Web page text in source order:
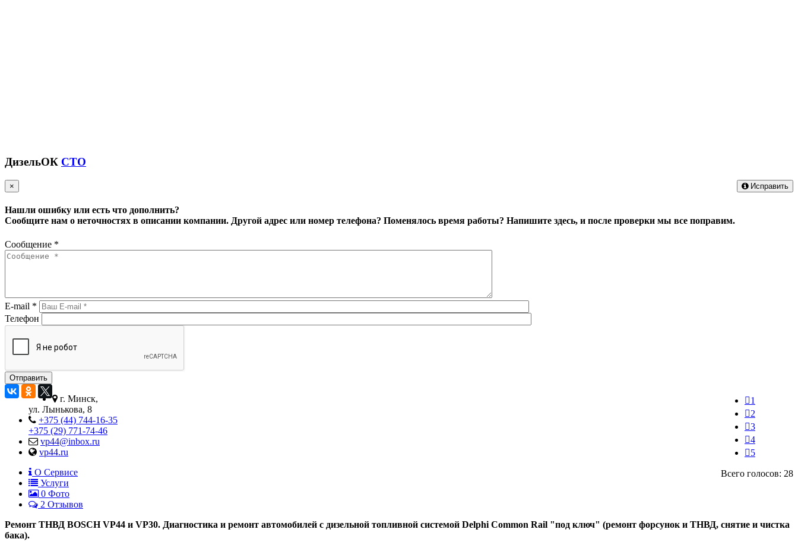
ДизельОК СТО
Исправить
×
Нашли ошибку или есть что дополнить?
Сообщите нам о неточностях в описании компании. Другой адрес или номер телефона? Поменялось время работы? Напишите здесь, и после проверки мы все поправим.
Сообщение *
E-mail *
Телефон
1
2
3
4
5
Всего голосов: 28
г. Минск,
ул. Лынькова, 8
+375 (44) 744-16-35
+375 (29) 771-74-46
vp44@inbox.ru
vp44.ru
О Сервисе
Услуги
0 Фото
2 Отзывов
Ремонт ТНВД BOSCH VP44 и VP30. Диагностика и ремонт автомобилей с дизельной топливной системой Delphi Common Rail "под ключ" (ремонт форсунок и ТНВД, снятие и чистка
бака).